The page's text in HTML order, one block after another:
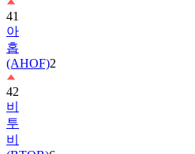
41
아
홉
(AHOF)2
42
비
투
비